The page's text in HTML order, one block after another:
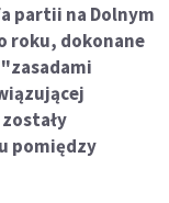
partii na Dolnym
roku, dokonane
pomiędzy